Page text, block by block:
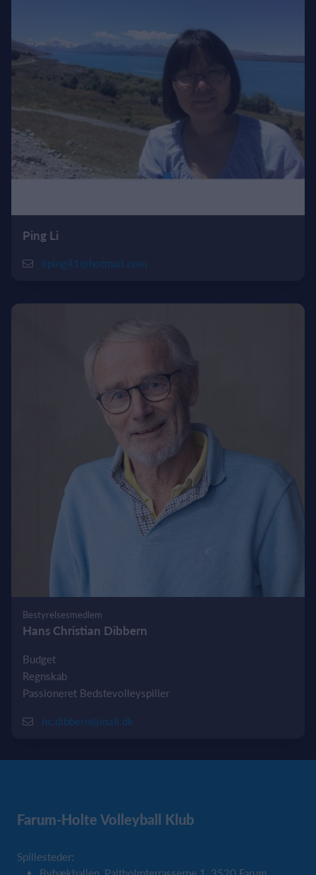
Ping Li
liping41@hotmail.com
Bestyrelsesmedlem
Hans Christian Dibbern
Budget
Regnskab
Passioneret Bedstevolleyspiller
hc.dibbern@mail.dk
Farum-Holte Volleyball Klub
Spillesteder: